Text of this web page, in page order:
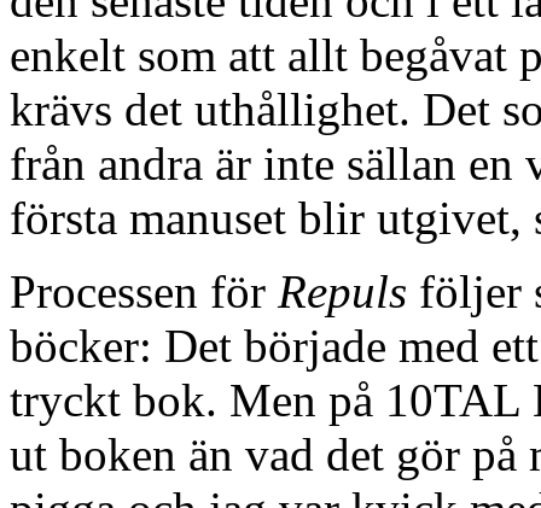
enkelt som att allt begåvat
krävs det uthållighet. Det
från andra är inte sällan en
första manuset blir utgivet,
Processen för Repuls följer
böcker: Det började med
tryckt bok. Men på 10TAL
ut boken än vad det gör på